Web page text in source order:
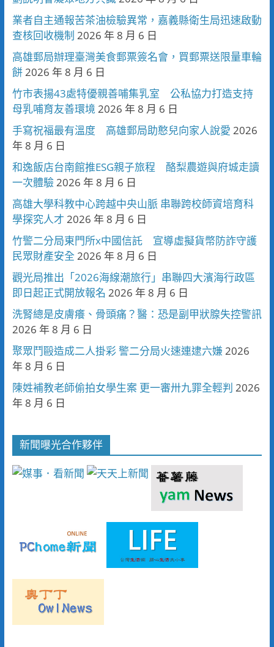
業者自主通報苦茶油檢驗異常，嘉義縣衛生局迅速啟動
查核回收機制 2026 年 8 月 6 日
高雄郵局辦理臺灣美食郵票簽名會，買郵票送限量車輪
餅 2026 年 8 月 6 日
竹市表揚43處特優親善哺集乳室 公私協力打造支持
母乳哺育友善環境 2026 年 8 月 6 日
手寫祝福最有溫度 高雄郵局助憨兒向家人說愛 2026
年 8 月 6 日
和逸飯店台南館推ESG親子旅程 酪梨農遊與府城走讀
一次體驗 2026 年 8 月 6 日
高雄大學科教中心跨越中央山脈 串聯跨校師資培育科
學探究人才 2026 年 8 月 6 日
竹警二分局東門所x中國信託 宣導虛擬貨幣防詐守護
民眾財產安全 2026 年 8 月 6 日
觀光局推出「2026海線潮旅行」串聯四大濱海行政區
即日起正式開放報名 2026 年 8 月 6 日
洗腎總是皮膚癢、骨頭痛？醫：恐是副甲狀腺失控警訊
2026 年 8 月 6 日
聚眾鬥毆造成二人掛彩 警二分局火速連逮六嫌 2026
年 8 月 6 日
陳姓補教老師偷拍女學生案 更一審卅九罪全輕判 2026
年 8 月 6 日
新聞曝光合作夥伴